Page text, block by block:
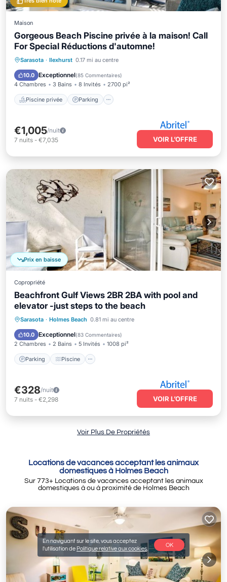
Maison
Gorgeous Beach Piscine privée à la maison! Call
For Special Réductions d'automne!
Sarasota · Ilexhurst 0.17 mi au centre
10.0 Exceptionnel(85 Commentaires)
4 Chambres 3 Bains 8 Invités 2700 pi²
Piscine privée Parking
Piscine privée Parking
Vue sur l’océan
€1,005/nuit
7 nuits - €7,035 VOIR L’OFFRE
Prix en baisse
Copropriété
Beachfront Gulf Views 2BR 2BA with pool and
elevator -just steps to the beach
Sarasota · Holmes Beach 0.81 mi au centre
10.0 Exceptionnel(83 Commentaires)
2 Chambres 2 Bains 5 Invités 1008 pi²
Parking Piscine
Parking Piscine
Vue sur l’océan
Balcon/Terrasse
€328/nuit
7 nuits - €2,298 VOIR L’OFFRE
Voir Plus De Propriétés
Locations de vacances acceptant les animaux
domestiques à Holmes Beach
Sur 773+ Locations de vacances acceptant les animaux
domestiques à ou à proximité de Holmes Beach
En naviguant sur le site, vous acceptez
l'utilisation de Politique relative aux cookies
OK